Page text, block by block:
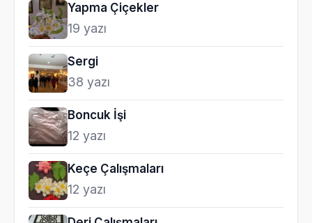
Yapma Çiçekler
19 yazı
Sergi
38 yazı
Boncuk İşi
12 yazı
Keçe Çalışmaları
12 yazı